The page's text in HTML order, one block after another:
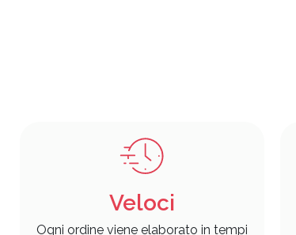
Veloci
Ogni ordine viene elaborato in tempi